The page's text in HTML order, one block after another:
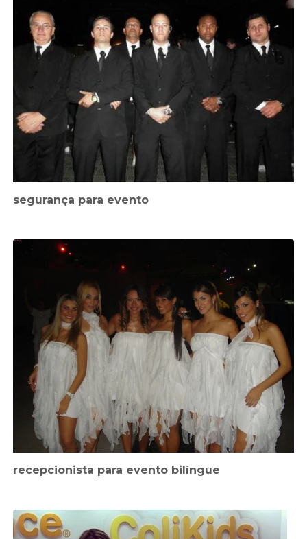
segurança para evento
recepcionista para evento bilíngue